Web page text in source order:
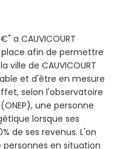
a CAUVICOURT
afin de permettre
ville de CAUVICOURT
et d'être en mesure
selon l'observatoire
une personne
lorsque ses
de ses revenus. L'on
personnes en situation